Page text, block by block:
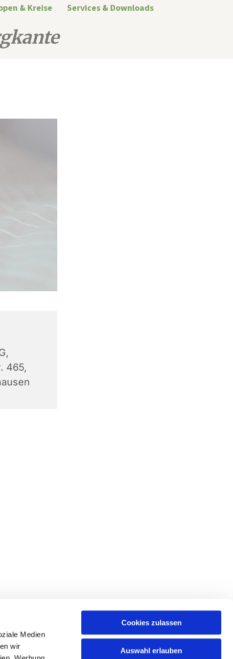
Medien
wir
Cookies zulassen
Auswahl erlauben
& Kreise Services & Downloads
465,
& Downloads